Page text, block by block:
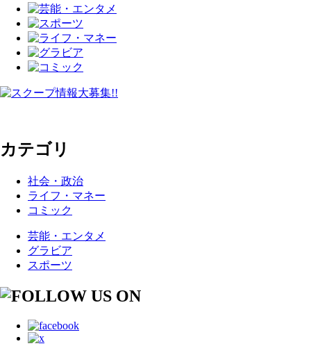
カテゴリ
社会・政治
ライフ・マネー
コミック
芸能・エンタメ
グラビア
スポーツ